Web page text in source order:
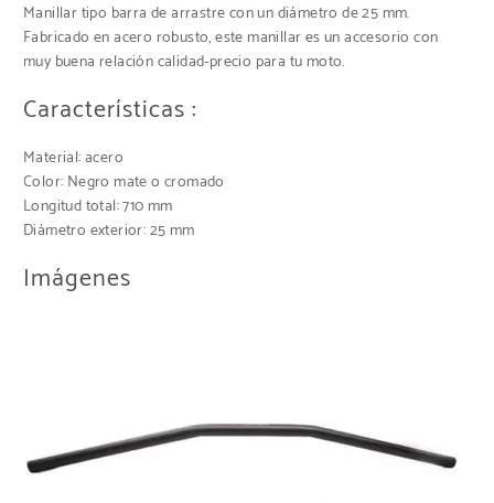
Manillar tipo barra de arrastre con un diámetro de 25 mm.
Fabricado en acero robusto, este manillar es un accesorio con
muy buena relación calidad-precio para tu moto.
Características :
Material: acero
Color: Negro mate o cromado
Longitud total: 710 mm
Diámetro exterior: 25 mm
Imágenes